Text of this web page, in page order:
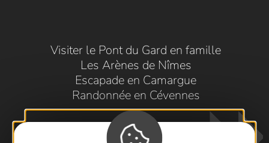
Visiter le Pont du Gard en famille
Les Arènes de Nîmes
Escapade en Camargue
Randonnée en Cévennes